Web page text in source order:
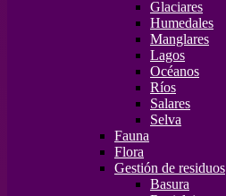
Glaciares
Humedales
Manglares
Lagos
Océanos
Ríos
Salares
Selva
Fauna
Flora
Gestión de residuos
Basura